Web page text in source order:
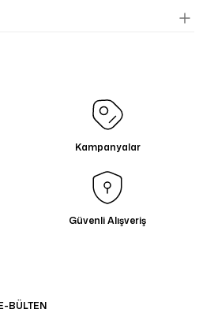
Kampanyalar
Güvenli Alışveriş
BÜLTEN